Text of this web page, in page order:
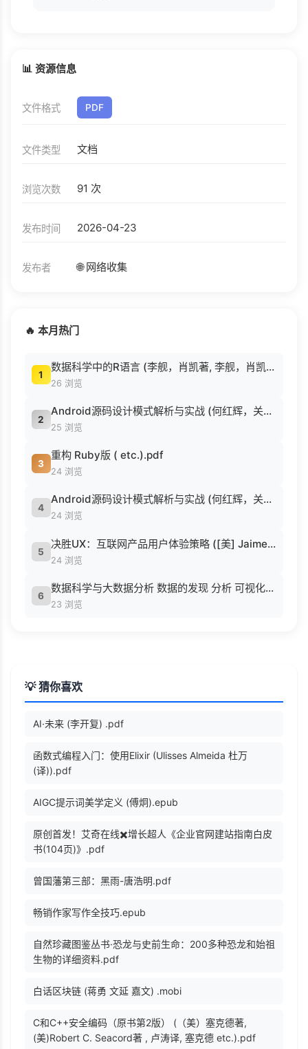
📊 资源信息
文件格式 PDF
文件类型 文档
浏览次数 91 次
发布时间 2026-04-23
发布者 🌐 网络收集
🔥 本月热门
1
数据科学中的R语言 (李舰，肖凯著, 李舰，肖凯著；吴喜之审校, Pdg2Pic).pdf
26 浏览
2
Android源码设计模式解析与实战 (何红辉，关爱民著, 何红辉, 关爱民著, 何红辉, 关爱民).pdf
25 浏览
3
重构 Ruby版 ( etc.).pdf
24 浏览
4
Android源码设计模式解析与实战 (何红辉，关爱民著, 何红辉, 关爱民著, 何红辉, 关爱民).pdf
24 浏览
5
决胜UX：互联网产品用户体验策略 ([美] Jaime Levy [[美] Jaime Levy]).epub
24 浏览
6
数据科学与大数据分析 数据的发现 分析 可视化与表示 ( etc.).epub
23 浏览
💡 猜你喜欢
AI·未来 (李开复) .pdf
函数式编程入门：使用Elixir (Ulisses Almeida 杜万
(译)).pdf
AIGC提示词美学定义 (傅炯).epub
原创首发！艾奇在线✖️增长超人《企业官网建站指南白皮
书(104页)》.pdf
曾国藩第三部：黑雨-唐浩明.pdf
畅销作家写作全技巧.epub
自然珍藏图鉴丛书·恐龙与史前生命：200多种恐龙和始祖
生物的详细资料.pdf
白话区块链 (蒋勇 文延 嘉文) .mobi
C和C++安全编码（原书第2版） (（美）塞克德著,
(美)Robert C. Seacord著 , 卢涛译, 塞克德 etc.).pdf